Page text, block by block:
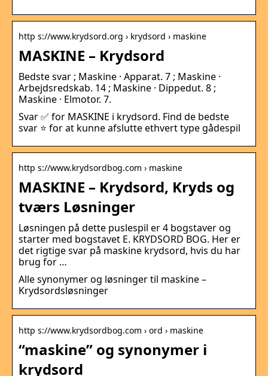
http s://www.krydsord.org › krydsord › maskine
MASKINE – Krydsord
Bedste svar ; Maskine · Apparat. 7 ; Maskine ·
Arbejdsredskab. 14 ; Maskine · Dippedut. 8 ;
Maskine · Elmotor. 7.
Svar ✅ for MASKINE i krydsord. Find de bedste
svar ⭐ for at kunne afslutte ethvert type gådespil
http s://www.krydsordbog.com › maskine
MASKINE – Krydsord, Kryds og
tværs Løsninger
Løsningen på dette puslespil er 4 bogstaver og
starter med bogstavet E. KRYDSORD BOG. Her er
det rigtige svar på maskine krydsord, hvis du har
brug for …
Alle synonymer og løsninger til maskine –
Krydsordsløsninger
http s://www.krydsordbog.com › ord › maskine
“maskine” og synonymer i
krydsord